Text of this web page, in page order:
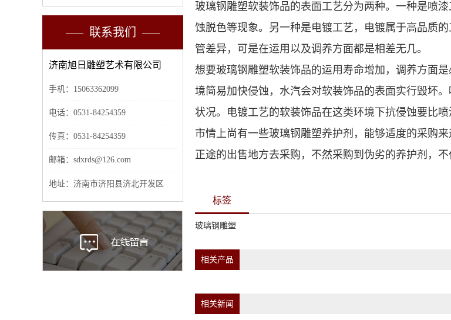
联系我们
济南旭日雕塑艺术有限公司
手机：15063362099
电话：0531-84254359
传真：0531-84254359
邮箱：sdxrds@126.com
地址：济南市济阳县济北开发区
玻璃钢雕塑软装饰品的表面工艺分为两种。一种是喷
蚀脱色等现象。另一种是电镀工艺，电镀属于高品质
管差异，可是在运用以及调养方面都是相差无几。
想要玻璃钢雕塑软装饰品的运用寿命增加，调养方面
境简易加快侵蚀，水汽会对软装饰品的表面实行毁坏
状况。电镀工艺的软装饰品在这类环境下抗侵蚀要比
市情上尚有一些玻璃钢雕塑养护剂，能够适度的采购
正途的出售地方去采购，不然采购到伪劣的养护剂，
标签
玻璃钢雕塑
相关产品
相关新闻